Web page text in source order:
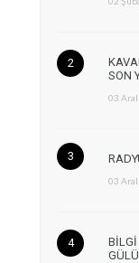
SON
03
03